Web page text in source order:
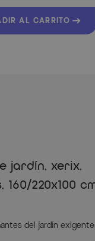
AL CARRITO
jardín, xerix,
220x100
del jardín